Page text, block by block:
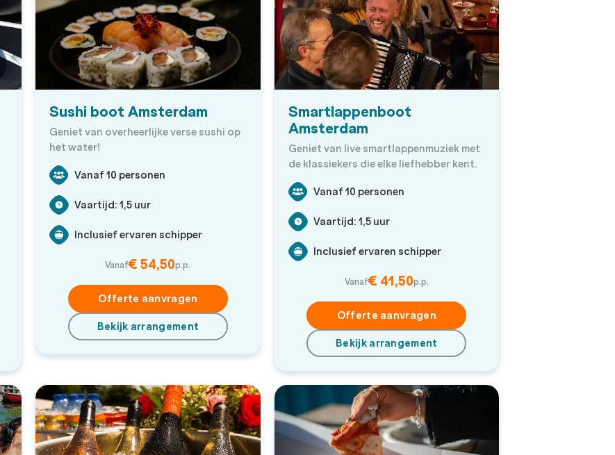
Sushi boot Amsterdam
Geniet van overheerlijke verse sushi op
het water!
Vanaf 10 personen
Vaartijd: 1,5 uur
Inclusief ervaren schipper
Vanaf€ 54,50p.p.
Offerte aanvragen
Bekijk arrangement
Smartlappenboot
Amsterdam
Geniet van live smartlappenmuziek met
de klassiekers die elke liefhebber kent.
Vanaf 10 personen
Vaartijd: 1,5 uur
Inclusief ervaren schipper
Vanaf€ 41,50p.p.
Offerte aanvragen
Bekijk arrangement